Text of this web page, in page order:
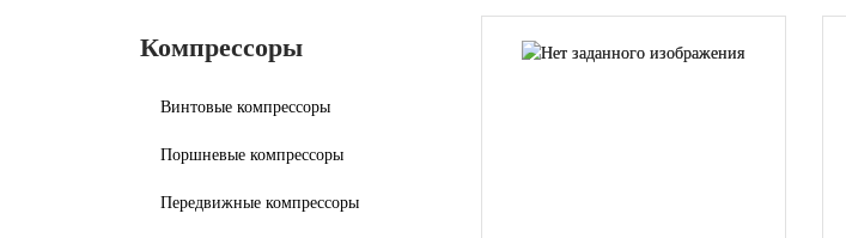
Компрессоры
Винтовые компрессоры
Поршневые компрессоры
Передвижные компрессоры